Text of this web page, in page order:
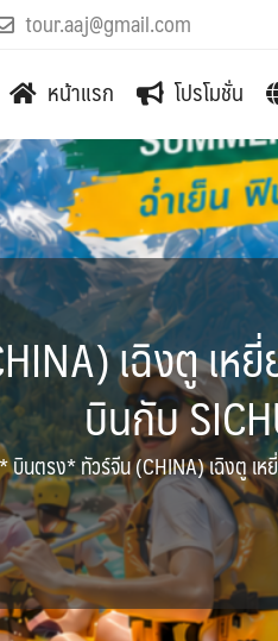
tour.aaj@gmail.com
หน้าแรก โปรโมชั่น
เฉิงตู เห
บินกับ
* บินตรง* ทัวร์จีน (CHINA) เฉิงตู เ